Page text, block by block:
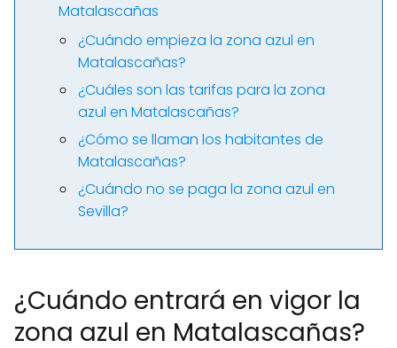
Matalascañas
¿Cuándo empieza la zona azul en
Matalascañas?
¿Cuáles son las tarifas para la zona
azul en Matalascañas?
¿Cómo se llaman los habitantes de
Matalascañas?
¿Cuándo no se paga la zona azul en
Sevilla?
¿Cuándo entrará en vigor la
zona azul en Matalascañas?